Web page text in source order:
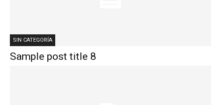
SIN CATEGORÍA
Sample post title 8